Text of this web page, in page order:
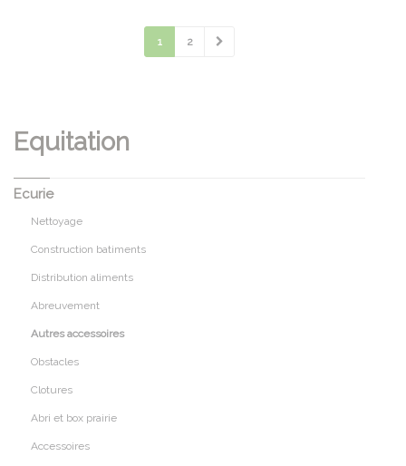
1 2
Equitation
Ecurie
Nettoyage
Construction batiments
Distribution aliments
Abreuvement
Autres accessoires
Obstacles
Clotures
Abri et box prairie
Accessoires